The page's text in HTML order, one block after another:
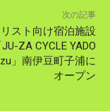
次の記事
スト向け宿泊施設
JU-ZA CYCLE YADO
」南伊豆町子浦に
オープン